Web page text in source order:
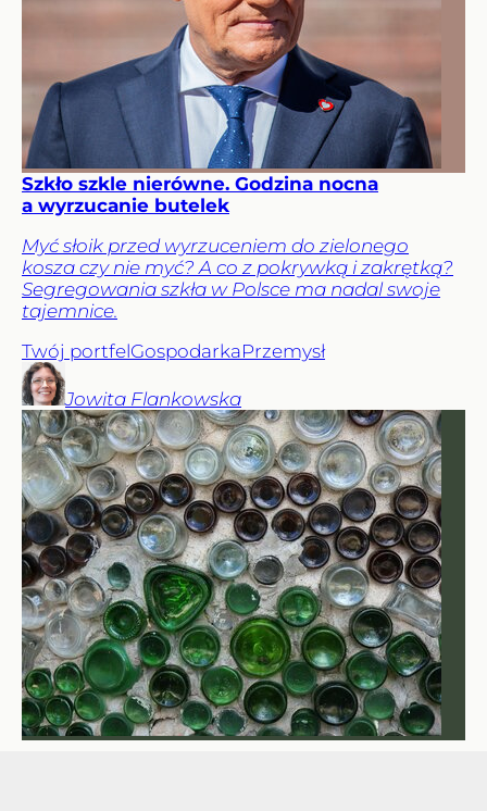
Szkło szkle nierówne. Godzina nocna
a wyrzucanie butelek
Myć słoik przed wyrzuceniem do zielonego
kosza czy nie myć? A co z pokrywką i zakrętką?
Segregowania szkła w Polsce ma nadal swoje
tajemnice.
Twój portfelGospodarkaPrzemysł
Jowita Flankowska